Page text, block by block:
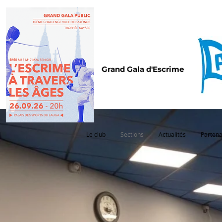
Grand Gala d'Escrime
Le club Sections Actualités